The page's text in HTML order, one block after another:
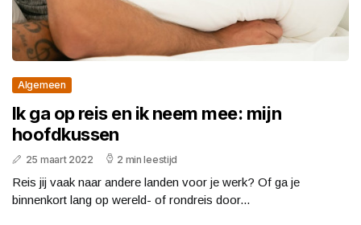
Algemeen
Ik ga op reis en ik neem mee: mijn
hoofdkussen
25 maart 2022 2 min leestijd
Reis jij vaak naar andere landen voor je werk? Of ga je
binnenkort lang op wereld- of rondreis door...